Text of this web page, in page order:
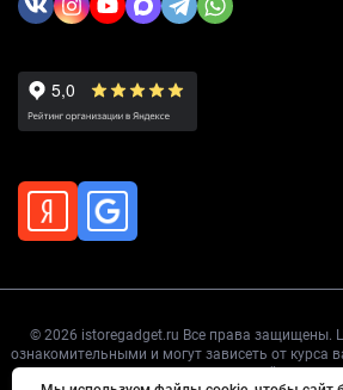
© 2026 istoregadget.ru Все права защищены.
ознакомительными и могут зависеть от курса